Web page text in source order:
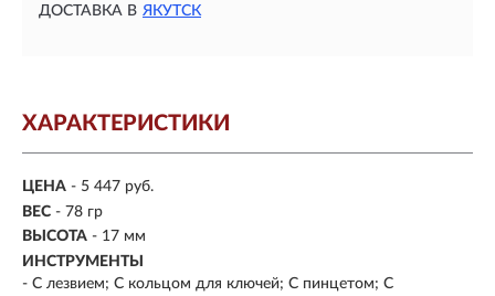
ДОСТАВКА В ЯКУТСК
ХАРАКТЕРИСТИКИ
ЦЕНА - 5 447 руб.
ВЕС - 78 гр
ВЫСОТА - 17 мм
ИНСТРУМЕНТЫ
- С лезвием; С кольцом для ключей; С пинцетом; С